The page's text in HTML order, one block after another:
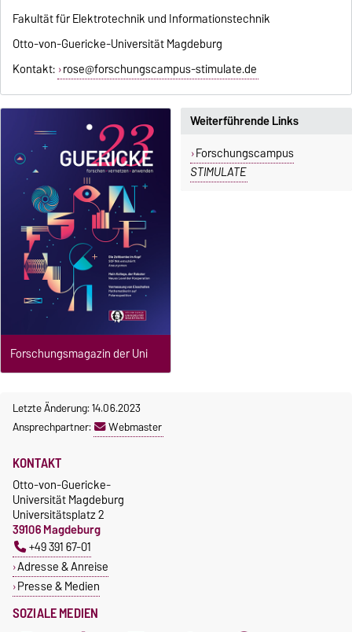
Fakultät für Elektrotechnik und Informationstechnik
Otto-von-Guericke-Universität Magdeburg
Kontakt: rose@forschungscampus-stimulate.de
Weiterführende Links
Forschungscampus
STIMULATE
Forschungsmagazin der Uni
Letzte Änderung: 14.06.2023
Ansprechpartner:
Webmaster
SOZIALE MEDIEN
KONTAKT
Otto-von-Guericke-
Universität Magdeburg
Universitätsplatz 2
39106 Magdeburg
+49 391 67-01
Adresse & Anreise
Presse & Medien